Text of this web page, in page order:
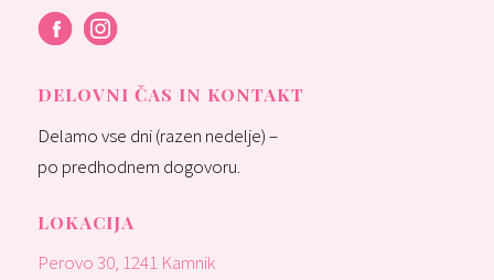
DELOVNI ČAS IN KONTAKT
Delamo vse dni (razen nedelje) –
po predhodnem dogovoru.
LOKACIJA
Perovo 30, 1241 Kamnik